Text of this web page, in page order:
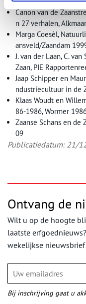
Canon van de
n 27 verhalen,
Marga Coesèl,
ansveld/Zaandam
J. van der Laan, C.
Zaan, PIE
Jaap Schipper en
ndustriecultuur in de
Klaas Woudt en
86-1986, Wormer
Zaanse Schans en de
09
Publicatiedatum: 21/
Ontvang de
Wilt u op de hoogte
laatste
wekelijkse
Bij inschrijving gaat u